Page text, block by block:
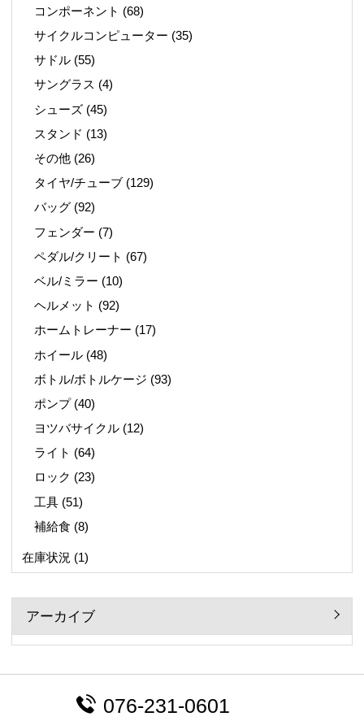
コンポーネント (68)
サイクルコンピューター (35)
サドル (55)
サングラス (4)
シューズ (45)
スタンド (13)
その他 (26)
タイヤ/チューブ (129)
バッグ (92)
フェンダー (7)
ペダル/クリート (67)
ベル/ミラー (10)
ヘルメット (92)
ホームトレーナー (17)
ホイール (48)
ボトル/ボトルケージ (93)
ポンプ(40)
ヨツバサイクル (12)
ライト (64)
ロック (23)
工具 (51)
補給食 (8)
在庫状況 (1)
アーカイブ
076-231-0601